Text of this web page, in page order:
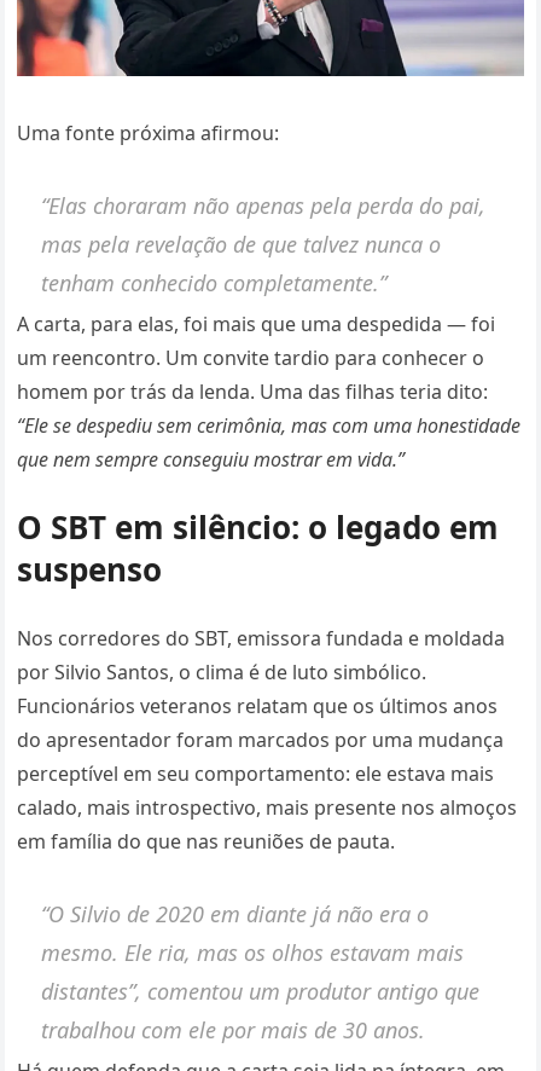
Uma fonte próxima afirmou:
“Elas choraram não apenas pela perda do pai,
mas pela revelação de que talvez nunca o
tenham conhecido completamente.”
A carta, para elas, foi mais que uma despedida — foi
um reencontro. Um convite tardio para conhecer o
homem por trás da lenda. Uma das filhas teria dito:
“Ele se despediu sem cerimônia, mas com uma honestidade
que nem sempre conseguiu mostrar em vida.”
O SBT em silêncio: o legado em
suspenso
Nos corredores do SBT, emissora fundada e moldada
por Silvio Santos, o clima é de luto simbólico.
Funcionários veteranos relatam que os últimos anos
do apresentador foram marcados por uma mudança
perceptível em seu comportamento: ele estava mais
calado, mais introspectivo, mais presente nos almoços
em família do que nas reuniões de pauta.
“O Silvio de 2020 em diante já não era o
mesmo. Ele ria, mas os olhos estavam mais
distantes”, comentou um produtor antigo que
trabalhou com ele por mais de 30 anos.